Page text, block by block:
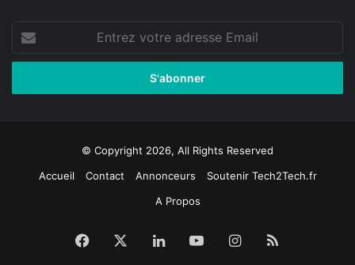
Entrez
votre
adresse
© Copyright 2026, All Rights Reserved
Accueil
Contact Annonceurs
Soutenir Tech2Tech.fr
A Propos
Facebook LinkedinYouTubeInstagram